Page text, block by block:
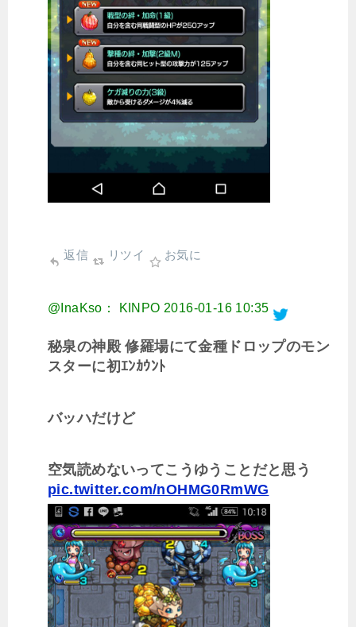
返信 リツイ お気に
@InaKso： KINPO 2016-01-16 10:35
秘泉の神殿 修羅場にて金種ドロップのモン
スターに初ｴﾝｶｳﾝﾄ
バッハだけど
空気読めないってこうゆうことだと思う
pic.twitter.com/nOHMG0RmWG